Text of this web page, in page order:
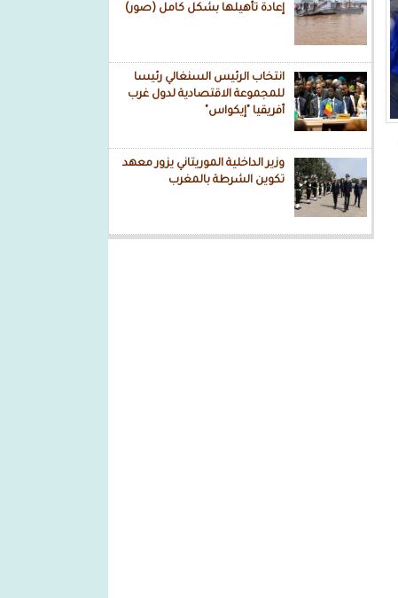
إعادة تأهيلها بشكل كامل (صور)
انتخاب الرئيس السنغالي رئيسا
للمجموعة الاقتصادية لدول غرب
أفريقيا "إيكواس"
وزير الداخلية الموريتاني يزور معهد
تكوين الشرطة بالمغرب